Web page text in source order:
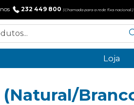
232 449 800 (Chamada para a rede fixa
Loja